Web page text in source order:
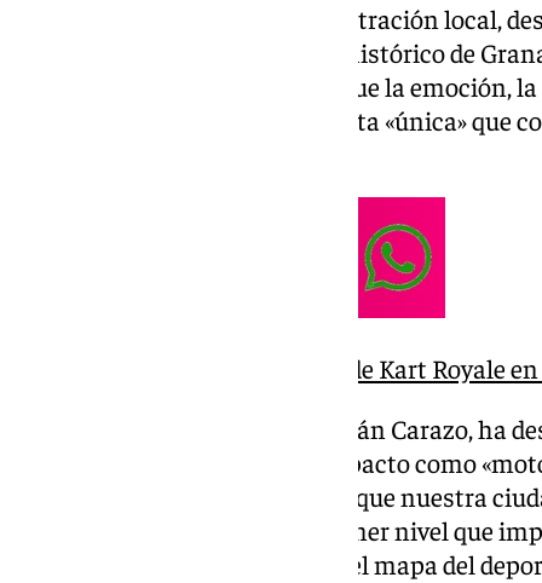
Según ha informado la Administración local,
mañana», las calles del centro histórico de
vibrante circuito urbano en el que la emoción,
sido las protagonistas de una cita «única» que
Así ha sido la gran carrera de Kart Royale
La alcaldesa de Granada, Marifrán Carazo, ha
esta cita para la ciudad y su impacto como
internacional». «Demostramos que nuestra
eventos internacionales de primer nivel que
turismo y sitúan a Granada en el mapa del